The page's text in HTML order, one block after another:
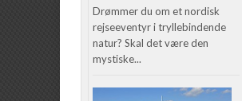
Drømmer du om et nordisk
rejseeventyr i tryllebindende
natur? Skal det være den
mystiske...